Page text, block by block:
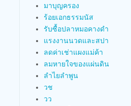
มาบุญครอง
ร้อยเอกธรรมนัส
รับซื้อปลาหมอคางดำ
แรงงานนวดและสปา
ลดค่าเช่าแผงแม่ค้า
ลมหายใจของแผ่นดิน
ลำไยลำพูน
วช
วว